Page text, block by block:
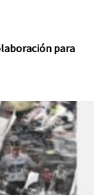
para